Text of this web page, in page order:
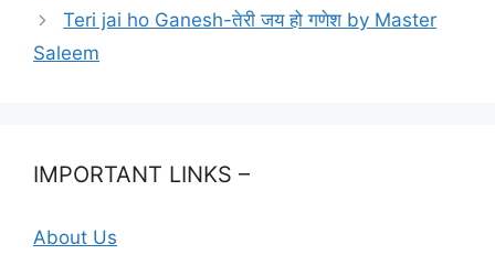
Teri jai ho Ganesh-तेरी जय हो गणेश by Master
Saleem
IMPORTANT LINKS –
About Us